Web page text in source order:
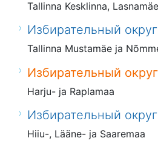
Tallinna Kesklinna,
Избирательный
Tallinna Mustamäe ja
Избирательный
Harju- ja Raplamaa
Избирательный
Hiiu-, Lääne- ja Saaremaa